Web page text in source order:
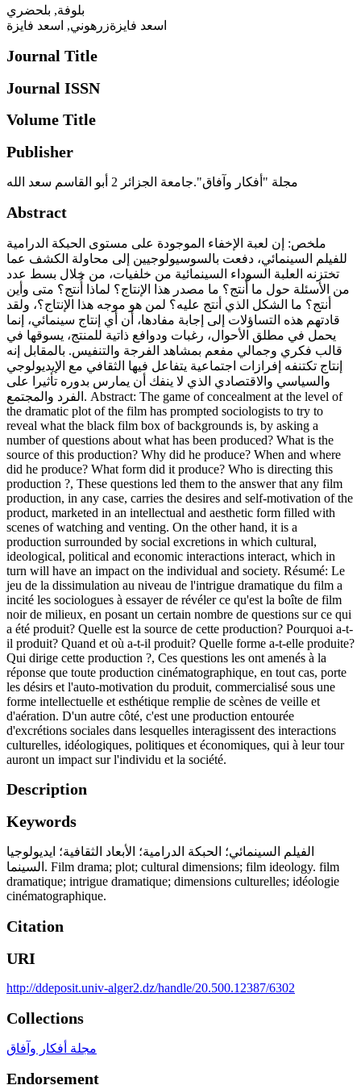
بلوفة, بلحضري
اسعد فايزةزرهوني, اسعد فايزة
Journal Title
Journal ISSN
Volume Title
Publisher
مجلة "أفكار وآفاق".جامعة الجزائر 2 أبو القاسم سعد الله
Abstract
ملخص: إن لعبة الإخفاء الموجودة على مستوى الحبكة الدرامية
للفيلم السينمائي، دفعت بالسوسيولوجيين إلى محاولة الكشف عما
تختزنه العلبة السوداء السينمائية من خلفيات، من خلال بسط عدد
من الأسئلة حول ما أُنتج؟ ما مصدر هذا الإنتاج؟ لماذا أُنتج؟ متى وأين
أنتج؟ ما الشكل الذي أنتج عليه؟ لمن هو موجه هذا الإنتاج؟، ولقد
قادتهم هذه التساؤلات إلى إجابة مفادها، أن أي إنتاج سينمائي، إنما
يحمل في مطلق الأحوال، رغبات ودوافع ذاتية للمنتج، يسوقها في
قالب فكري وجمالي مفعم بمشاهد الفرجة والتنفيس. بالمقابل إنه
إنتاج تكتنفه إفرازات اجتماعية يتفاعل فيها الثقافي مع الإيديولوجي
والسياسي والاقتصادي الذي لا ينفك أن يمارس بدوره تأثيرا على
الفرد والمجتمع. Abstract: The game of concealment at the level of
the dramatic plot of the film has prompted sociologists to try to
reveal what the black film box of backgrounds is, by asking a
number of questions about what has been produced? What is the
source of this production? Why did he produce? When and where
did he produce? What form did it produce? Who is directing this
production ?, These questions led them to the answer that any film
production, in any case, carries the desires and self-motivation of the
product, marketed in an intellectual and aesthetic form filled with
scenes of watching and venting. On the other hand, it is a
production surrounded by social excretions in which cultural,
ideological, political and economic interactions interact, which in
turn will have an impact on the individual and society. Résumé: Le
jeu de la dissimulation au niveau de l'intrigue dramatique du film a
incité les sociologues à essayer de révéler ce qu'est la boîte de film
noir de milieux, en posant un certain nombre de questions sur ce qui
a été produit? Quelle est la source de cette production? Pourquoi a-t-
il produit? Quand et où a-t-il produit? Quelle forme a-t-elle produite?
Qui dirige cette production ?, Ces questions les ont amenés à la
réponse que toute production cinématographique, en tout cas, porte
les désirs et l'auto-motivation du produit, commercialisé sous une
forme intellectuelle et esthétique remplie de scènes de veille et
d'aération. D'un autre côté, c'est une production entourée
d'excrétions sociales dans lesquelles interagissent des interactions
culturelles, idéologiques, politiques et économiques, qui à leur tour
auront un impact sur l'individu et la société.
Description
Keywords
الفيلم السينمائي؛ الحبكة الدرامية؛ الأبعاد الثقافية؛ ايديولوجيا
السينما. Film drama; plot; cultural dimensions; film ideology. film
dramatique; intrigue dramatique; dimensions culturelles; idéologie
cinématographique.
Citation
URI
http://ddeposit.univ-alger2.dz/handle/20.500.12387/6302
Collections
مجلة أفكار وآفاق
Endorsement